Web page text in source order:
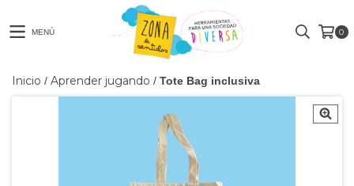
MENÚ 0
Inicio / Aprender jugando / Tote Bag inclusiva